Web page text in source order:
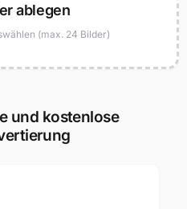
ablegen
(max. 24 Bilder)
und kostenlose